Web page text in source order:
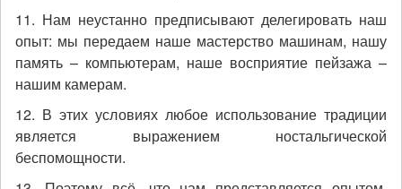
11. Нам неустанно предписывают делегировать наш
опыт: мы передаем наше мастерство машинам, нашу
память – компьютерам, наше восприятие пейзажа –
нашим камерам.
12. В этих условиях любое использование традиции
является выражением ностальгической
беспомощности.